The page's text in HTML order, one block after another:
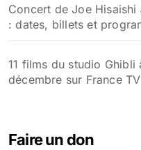
Concert de Joe
: dates, billets et
11 films du studio
décembre sur France TV
Faire un don